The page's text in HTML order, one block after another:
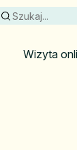
Wizyta